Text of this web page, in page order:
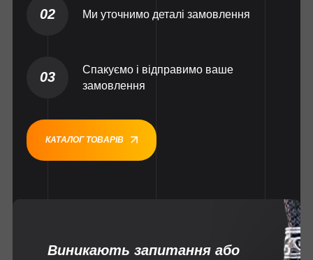
02 Ми уточнимо деталі замовлення
03
Спакуємо і відправимо ваше
замовлення
КАТАЛОГ ТОВАРІВ
Виникають запитання або